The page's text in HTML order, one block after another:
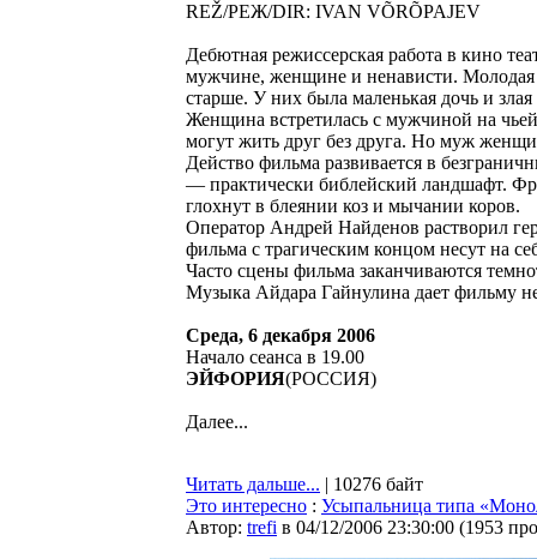
REŽ/РЕЖ/DIR: IVAN VÕRÕPAJEV
Дебютная режиссерская работа в кино
мужчине, женщине и ненависти.
старше. У них была маленькая дочь и злая
Женщина встретилась с мужчиной на
могут жить друг без друга. Но муж
Действо фильма развивается в
— практически библейский ландшафт.
глохнут в блеянии коз и мычании коров.
Оператор Андрей Найденов растворил
фильма с трагическим концом несут на
Часто сцены фильма заканчиваются
Музыка Айдара Гайнулина дает фильму
Среда, 6 декабря 2006
Начало сеанса в 19.00
ЭЙФОРИЯ(РОССИЯ)
Далее...
Читать дальше... | 10276 байт
Это интересно : Усыпальница типа
Автор: trefi в 04/12/2006 23:30:00 (1953